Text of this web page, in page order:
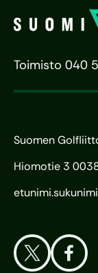
Toimisto 040
Suomen
Hiomotie 3